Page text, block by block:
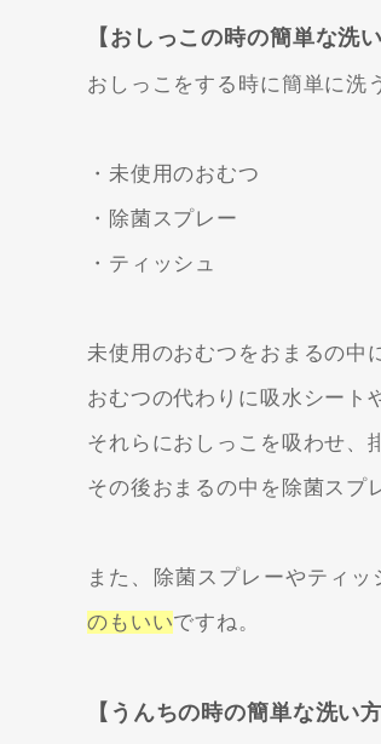
【おしっこの時の簡単な洗い
おしっこをする時に簡単に洗
・未使用のおむつ
・除菌スプレー
・ティッシュ
未使用のおむつをおまるの中
おむつの代わりに吸水シート
それらにおしっこを吸わせ、
その後おまるの中を除菌スプ
また、除菌スプレーやティッ
のもいいですね。
【うんちの時の簡単な洗い方